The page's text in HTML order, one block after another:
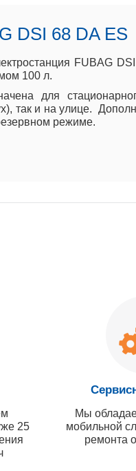
DSI 68 DA ES
FUBAG
100 л.
для
так и на улице.
режиме.
25
Мы
мобильной
ремонта